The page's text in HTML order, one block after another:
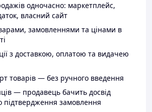
одночасно: маркетплейс,
власний сайт
замовленнями та цінами в
з доставкою, оплатою та видачею
товарів — без ручного введення
— продавець бачить досвід
підтвердження замовлення